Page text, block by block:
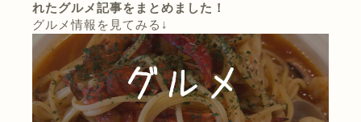
れたグルメ記事をまとめました！
グルメ情報を見てみる↓